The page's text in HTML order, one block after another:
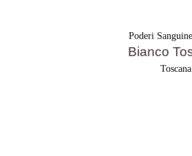
Poderi
Bianco
Toscana